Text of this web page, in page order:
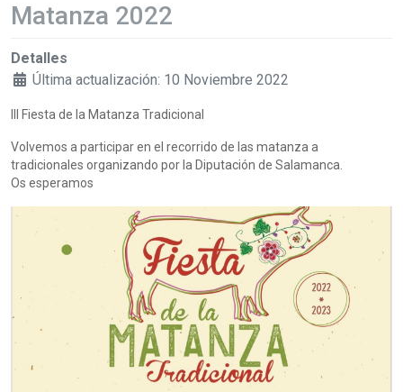
Matanza 2022
Detalles
Última actualización: 10 Noviembre 2022
III Fiesta de la Matanza Tradicional
Volvemos a participar en el recorrido de las matanza a
tradicionales organizando por la Diputación de Salamanca.
Os esperamos